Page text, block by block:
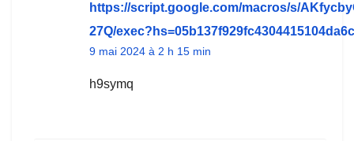
https://script.google.com/macros/s/
27Q/
9 mai 2024 à 2 h 15 min
h9symq